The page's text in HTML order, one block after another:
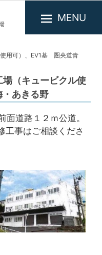
MENU
用可）、EV1基 圏央道青
（キュービクル使
あきる野
面道路１２ｍ公道。
工事はご相談くださ